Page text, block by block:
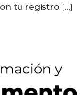
ENG
tu registro […]